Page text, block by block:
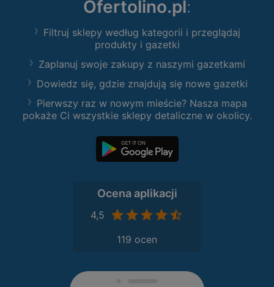
Ofertolino.pl:
Filtruj sklepy według kategorii i przeglądaj
produkty i gazetki
Zaplanuj swoje zakupy z naszymi gazetkami
Dowiedz się, gdzie znajdują się nowe gazetki
Pierwszy raz w nowym mieście? Nasza mapa
pokaże Ci wszystkie sklepy detaliczne w okolicy.
Ocena aplikacji
4,5
119 ocen